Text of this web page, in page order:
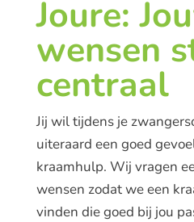
Joure:
wensen
centraal
Jij wil tijdens je
uiteraard een goed
kraamhulp. Wij vragen
wensen zodat we een
vinden die goed bij jou